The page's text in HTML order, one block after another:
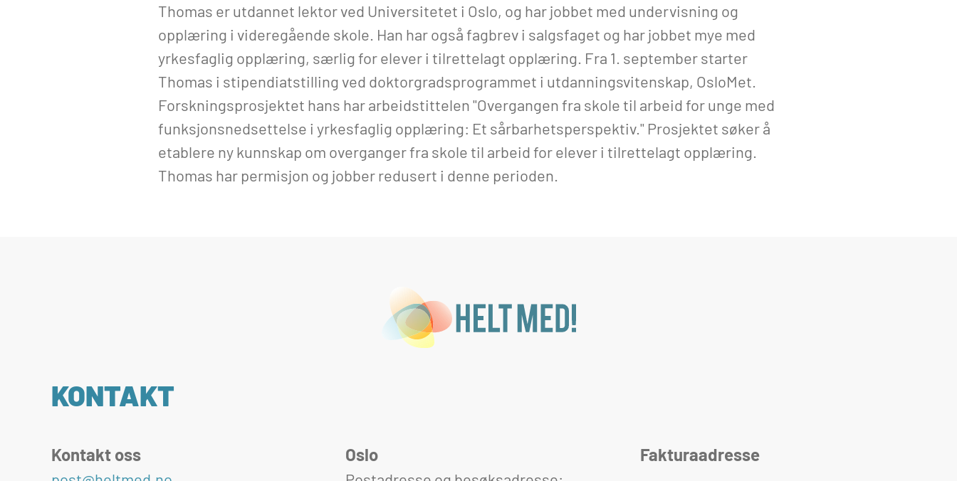
Thomas er utdannet lektor ved Universitetet i Oslo, og har jobbet med undervisning og
opplæring i videregående skole. Han har også fagbrev i salgsfaget og har jobbet mye med
yrkesfaglig opplæring, særlig for elever i tilrettelagt opplæring. Fra 1. september starter
Thomas i stipendiatstilling ved doktorgradsprogrammet i utdanningsvitenskap, OsloMet.
Forskningsprosjektet hans har arbeidstittelen "Overgangen fra skole til arbeid for unge med
funksjonsnedsettelse i yrkesfaglig opplæring: Et sårbarhetsperspektiv." Prosjektet søker å
etablere ny kunnskap om overganger fra skole til arbeid for elever i tilrettelagt opplæring.
Thomas har permisjon og jobber redusert i denne perioden.
KONTAKT
Kontakt oss Oslo Fakturaadresse